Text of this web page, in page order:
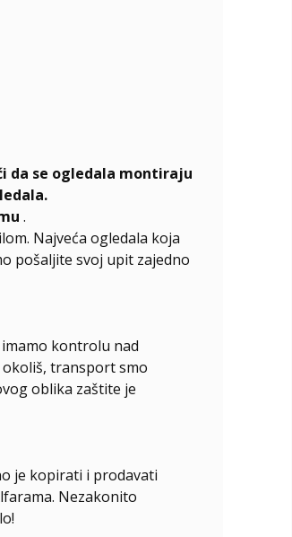
da se ogledala montiraju
.
Najveća ogledala koja
pošaljite svoj upit zajedno
kontrolu nad
transport smo
oblika zaštite je
je kopirati i prodavati
Nezakonito